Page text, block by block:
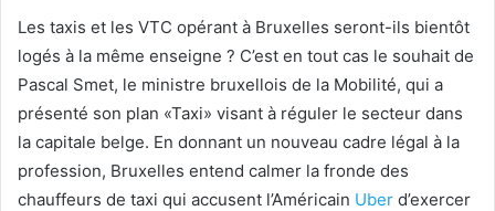
Les taxis et les VTC opérant à Bruxelles seront-ils bientôt
logés à la même enseigne ? C’est en tout cas le souhait de
Pascal Smet, le ministre bruxellois de la Mobilité, qui a
présenté son plan «Taxi» visant à réguler le secteur dans
la capitale belge. En donnant un nouveau cadre légal à la
profession, Bruxelles entend calmer la fronde des
chauffeurs de taxi qui accusent l’Américain Uber d’exercer